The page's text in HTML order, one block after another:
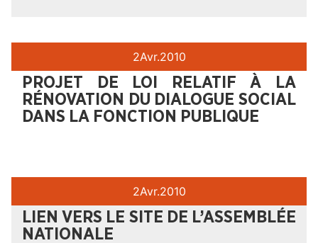
2Avr.2010
PROJET DE LOI RELATIF À LA
RÉNOVATION DU DIALOGUE SOCIAL
DANS LA FONCTION PUBLIQUE
2Avr.2010
LIEN VERS LE SITE DE L’ASSEMBLÉE
NATIONALE